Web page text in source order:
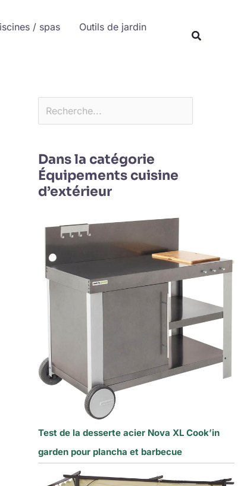
/ spas
Outils de jardin
Dans la catégorie
Équipements cuisine
d’extérieur
Test de la desserte acier Nova XL Cook’in
garden pour plancha et barbecue